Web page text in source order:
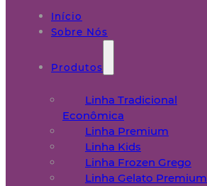
Início
Sobre Nós
Produtos
Linha Tradicional
Econômica
Linha Premium
Linha Kids
Linha Frozen Grego
Linha Gelato Premium